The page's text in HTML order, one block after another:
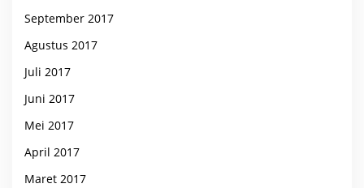
September 2017
Agustus 2017
Juli 2017
Juni 2017
Mei 2017
April 2017
Maret 2017